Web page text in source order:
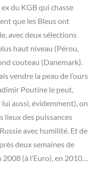
du KGB qui chasse
que les Bleus ont
avec deux sélections
haut niveau (Pérou,
couteau (Danemark).
vendre la peau de l’ours
Poutine le peut,
aussi, évidemment), on
lieux des puissances
avec humilité. Et de
deux semaines de
(à l’Euro), en 2010…